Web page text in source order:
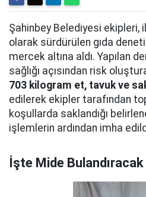
Şahinbey Belediyesi ekipleri,
olarak sürdürülen gıda
mercek altına aldı. Yapılan
sağlığı açısından risk
703 kilogram et, tavuk ve
edilerek ekipler tarafından
koşullarda saklandığı
işlemlerin ardından imha
İşte Mide